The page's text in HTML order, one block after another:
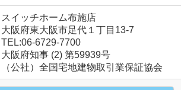
スイッチホーム布施店
大阪府東大阪市足代１丁目13-7
TEL:06-6729-7700
大阪府知事 (2) 第59939号
（公社）全国宅地建物取引業保証協会